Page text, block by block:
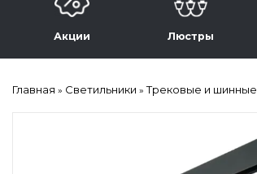
Акции Люстры
Главная » Светильники »Трековые и шинные